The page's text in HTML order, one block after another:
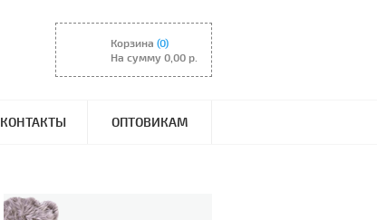
Корзина (0)
На сумму 0,00 р.
КОНТАКТЫ ОПТОВИКАМ